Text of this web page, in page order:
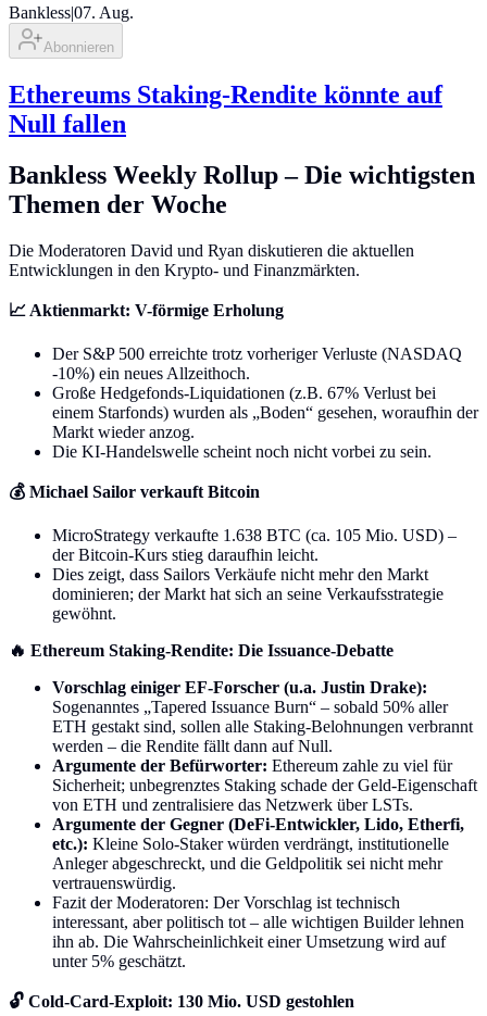
Bankless|07. Aug.
Abonnieren
Ethereums Staking-Rendite könnte auf
Null fallen
Bankless Weekly Rollup – Die wichtigsten
Themen der Woche
Die Moderatoren David und Ryan diskutieren die aktuellen
Entwicklungen in den Krypto- und Finanzmärkten.
📈 Aktienmarkt: V-förmige Erholung
Der S&P 500 erreichte trotz vorheriger Verluste (NASDAQ
-10%) ein neues Allzeithoch.
Große Hedgefonds-Liquidationen (z.B. 67% Verlust bei
einem Starfonds) wurden als „Boden“ gesehen, woraufhin der
Markt wieder anzog.
Die KI-Handelswelle scheint noch nicht vorbei zu sein.
💰 Michael Sailor verkauft Bitcoin
MicroStrategy verkaufte 1.638 BTC (ca. 105 Mio. USD) –
der Bitcoin-Kurs stieg daraufhin leicht.
Dies zeigt, dass Sailors Verkäufe nicht mehr den Markt
dominieren; der Markt hat sich an seine Verkaufsstrategie
gewöhnt.
🔥 Ethereum Staking-Rendite: Die Issuance-Debatte
Vorschlag einiger EF-Forscher (u.a. Justin Drake):
Sogenanntes „Tapered Issuance Burn“ – sobald 50% aller
ETH gestakt sind, sollen alle Staking-Belohnungen verbrannt
werden – die Rendite fällt dann auf Null.
Argumente der Befürworter: Ethereum zahle zu viel für
Sicherheit; unbegrenztes Staking schade der Geld-Eigenschaft
von ETH und zentralisiere das Netzwerk über LSTs.
Argumente der Gegner (DeFi-Entwickler, Lido, Etherfi,
etc.): Kleine Solo-Staker würden verdrängt, institutionelle
Anleger abgeschreckt, und die Geldpolitik sei nicht mehr
vertrauenswürdig.
Fazit der Moderatoren: Der Vorschlag ist technisch
interessant, aber politisch tot – alle wichtigen Builder lehnen
ihn ab. Die Wahrscheinlichkeit einer Umsetzung wird auf
unter 5% geschätzt.
🔓 Cold-Card-Exploit: 130 Mio. USD gestohlen